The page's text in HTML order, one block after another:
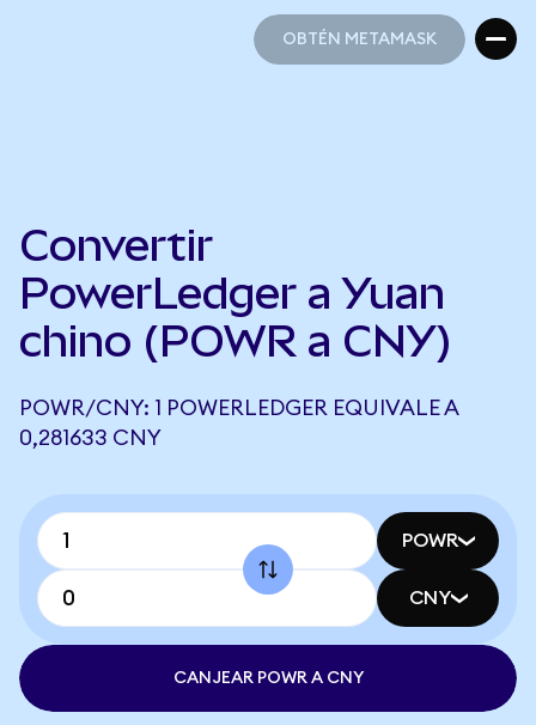
OBTÉN METAMASK
Convertir
PowerLedger a Yuan
chino (POWR a CNY)
POWR/CNY: 1 POWERLEDGER EQUIVALE A
0,281633 CNY
POWR
CNY
CANJEAR POWR A CNY